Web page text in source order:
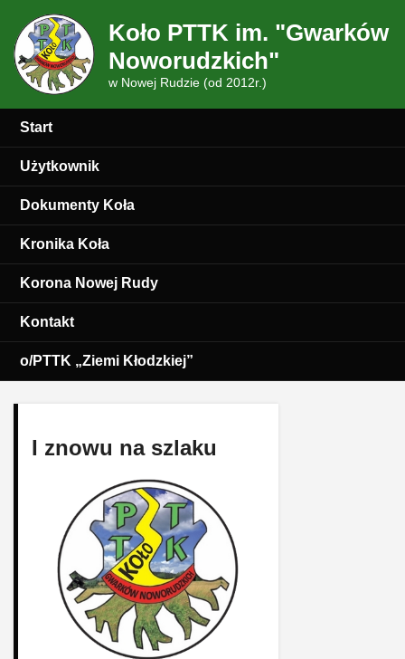
Koło PTTK im. "Gwarków
Noworudzkich"
w Nowej Rudzie (od 2012r.)
Start
Użytkownik
Dokumenty Koła
Kronika Koła
Korona Nowej Rudy
Kontakt
o/PTTK „Ziemi Kłodzkiej”
I znowu na szlaku